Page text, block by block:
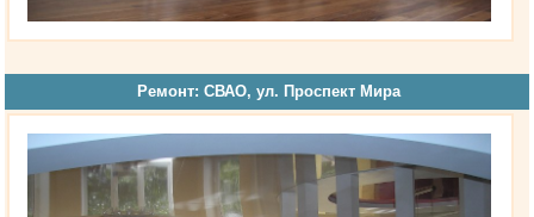
Ремонт: СВАО, ул. Проспект Мира